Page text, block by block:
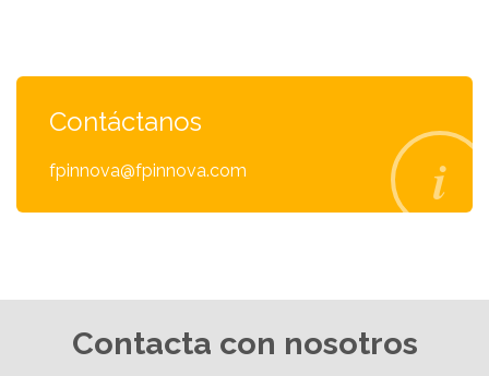
Contáctanos
fpinnova@fpinnova.com
Contacta con nosotros